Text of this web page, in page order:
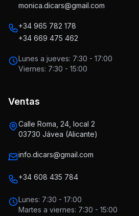
monica.dicars@gmail.com
+34 965 782 178
+34 669 475 462
Lunes a jueves: 7:30 - 17:00
Viernes: 7:30 - 15:00
Ventas
Calle Roma, 24, local 2
03730 Jávea (Alicante)
info.dicars@gmail.com
+34 608 435 784
Lunes: 7:30 - 17:00
Martes a viernes: 7:30 - 15:00